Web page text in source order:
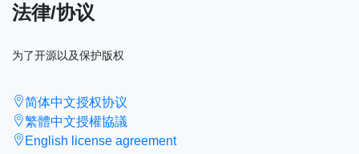
法律/协议
为了开源以及保护版权
简体中文授权协议
繁體中文授權協議
English license agreement